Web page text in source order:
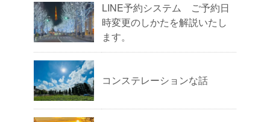
LINE予約システム ご予約日
時変更のしかたを解説いたし
ます。
コンステレーションな話